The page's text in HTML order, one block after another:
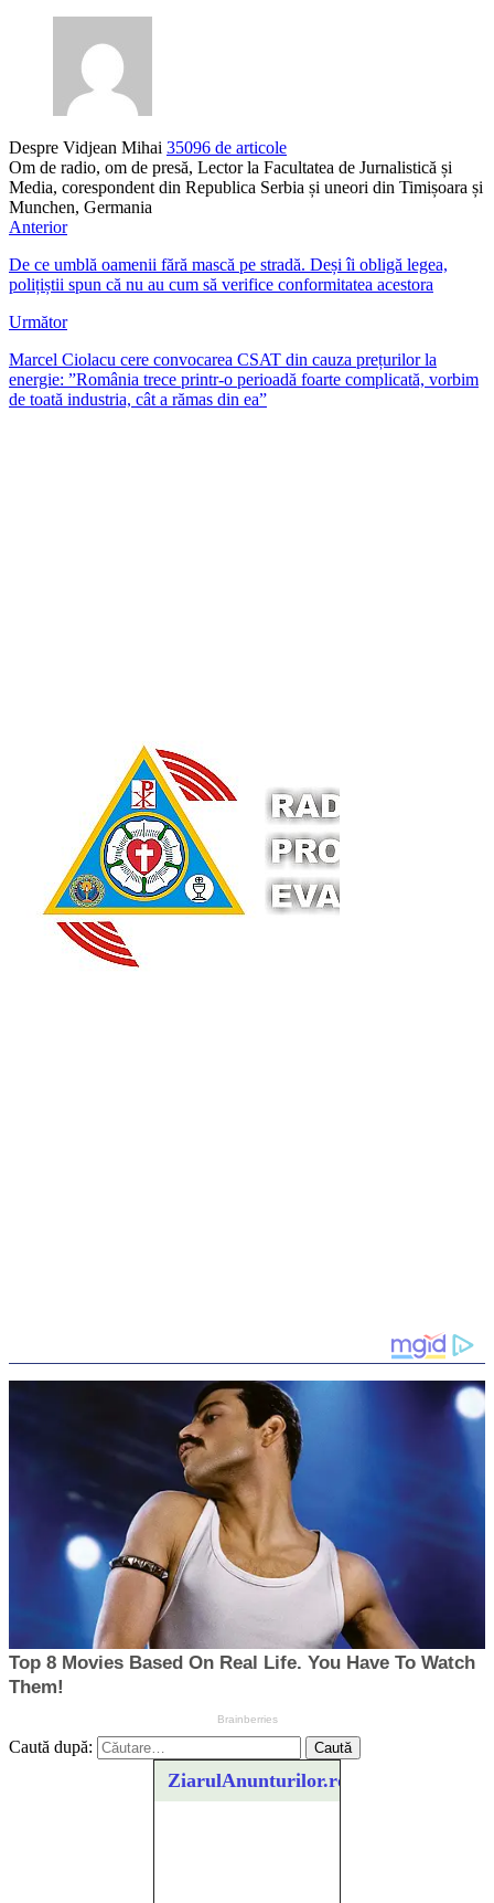
Despre Vidjean Mihai 35096 de articole
Om de radio, om de presă, Lector la Facultatea de Jurnalistică și
Media, corespondent din Republica Serbia și uneori din Timișoara și
Munchen, Germania
Anterior
De ce umblă oamenii fără mască pe stradă. Deși îi obligă legea,
polițiștii spun că nu au cum să verifice conformitatea acestora
Următor
Marcel Ciolacu cere convocarea CSAT din cauza prețurilor la
energie: ”România trece printr-o perioadă foarte complicată, vorbim
de toată industria, cât a rămas din ea”
Caută după:
ZiarulAnunturilor.ro